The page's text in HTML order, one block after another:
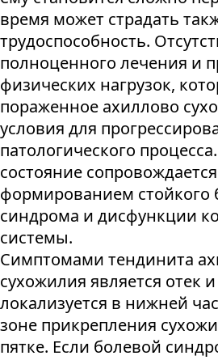
время может страдать
трудоспособность.
полноценного лечения и
физических нагрузок,
пораженное ахиллово
условия для
патологического
состояние
формированием стойкого
синдрома и дисфункции
системы.
Симптомами тендинита
сухожилия является отек
локализуется в нижней
зоне прикрепления
пятке. Если болевой